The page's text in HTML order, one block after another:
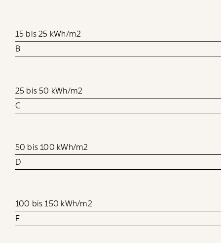
15 bis 25 kWh/m2
B
25 bis 50 kWh/m2
C
50 bis 100 kWh/m2
D
100 bis 150 kWh/m2
E